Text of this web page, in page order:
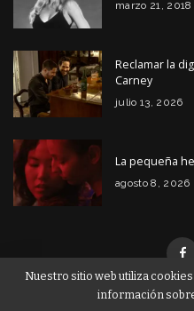
marzo 21, 2018
Reclamar la
Carney
julio 13, 2026
La pequeña
agosto 8, 2026
Nuestro sitio web utiliza
información